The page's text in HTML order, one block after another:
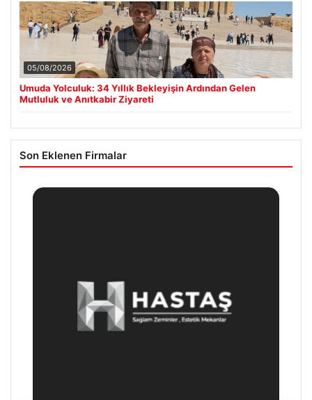
05/08/2026
Umuda Yolculuk: 34 Yıllık Bekleyişin Ardından Gelen
Mutluluk ve Anıtkabir Ziyareti
Son Eklenen Firmalar